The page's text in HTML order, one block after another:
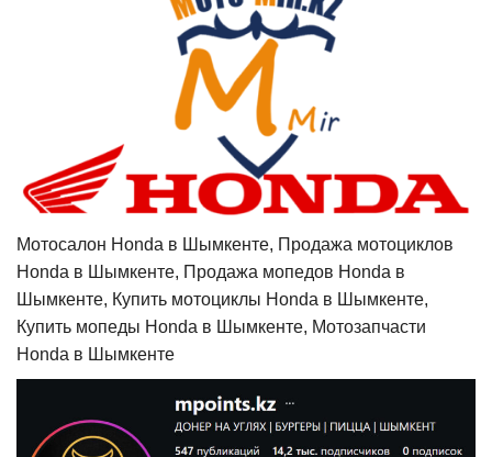
Мотосалон Honda в Шымкенте, Продажа мотоциклов
Honda в Шымкенте, Продажа мопедов Honda в
Шымкенте, Купить мотоциклы Honda в Шымкенте,
Купить мопеды Honda в Шымкенте, Мотозапчасти
Honda в Шымкенте